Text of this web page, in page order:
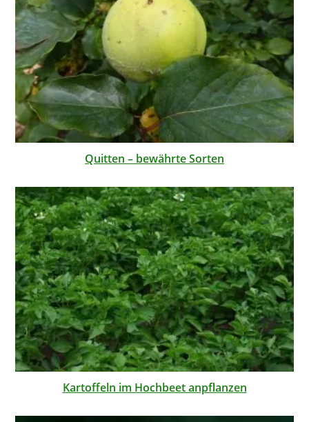
Quitten – bewährte Sorten
Kartoffeln im Hochbeet anpflanzen